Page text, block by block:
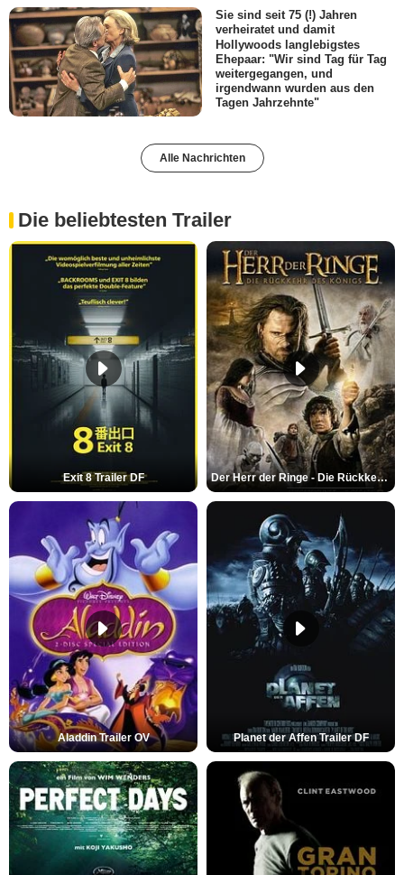
Sie sind seit 75 (!) Jahren
verheiratet und damit
Hollywoods langlebigstes
Ehepaar: "Wir sind Tag für Tag
weitergegangen, und
irgendwann wurden aus den
Tagen Jahrzehnte"
Alle Nachrichten
Die beliebtesten Trailer
Exit 8 Trailer DF Der Herr der Ringe - Die Rückkehr des Königs Trailer OV
Aladdin Trailer OV Planet der Affen Trailer DF